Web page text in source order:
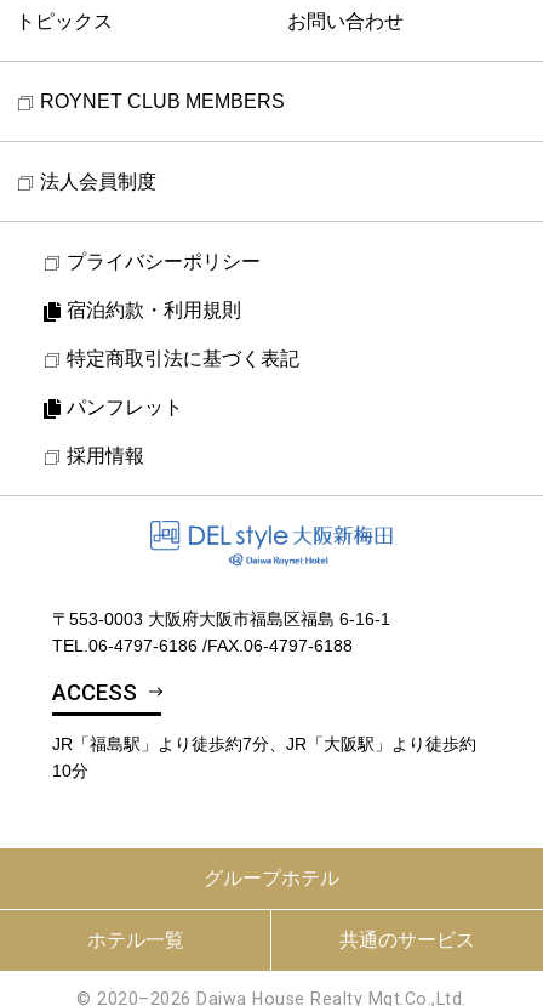
トピックス お問い合わせ
ROYNET CLUB MEMBERS
法人会員制度
プライバシーポリシー
宿泊約款・利用規則
特定商取引法に基づく表記
パンフレット
採用情報
〒553-0003 大阪府大阪市福島区福島 6-16-1
TEL. 06-4797-6186 /FAX.06-4797-6188
ACCESS
JR「福島駅」より徒歩約7分、JR「大阪駅」より徒歩約
10分
グループホテル
ホテル一覧 共通のサービス
© 2020–2026 Daiwa House Realty Mgt.Co.,Ltd.